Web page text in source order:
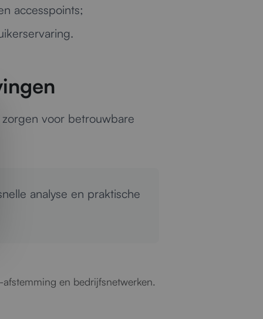
accesspoints;
voor betrouwbare
analyse en praktische
en bedrijfsnetwerken.